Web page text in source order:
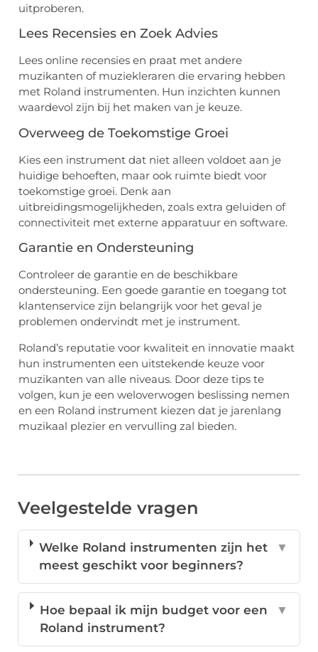
uitproberen.
Lees Recensies en Zoek Advies
Lees online recensies en praat met andere
muzikanten of muziekleraren die ervaring hebben
met Roland instrumenten. Hun inzichten kunnen
waardevol zijn bij het maken van je keuze.
Overweeg de Toekomstige Groei
Kies een instrument dat niet alleen voldoet aan je
huidige behoeften, maar ook ruimte biedt voor
toekomstige groei. Denk aan
uitbreidingsmogelijkheden, zoals extra geluiden of
connectiviteit met externe apparatuur en software.
Garantie en Ondersteuning
Controleer de garantie en de beschikbare
ondersteuning. Een goede garantie en toegang tot
klantenservice zijn belangrijk voor het geval je
problemen ondervindt met je instrument.
Roland’s reputatie voor kwaliteit en innovatie maakt
hun instrumenten een uitstekende keuze voor
muzikanten van alle niveaus. Door deze tips te
volgen, kun je een weloverwogen beslissing nemen
en een Roland instrument kiezen dat je jarenlang
muzikaal plezier en vervulling zal bieden.
Veelgestelde vragen
Welke Roland instrumenten zijn het
meest geschikt voor beginners?
▼
Hoe bepaal ik mijn budget voor een
Roland instrument?
▼